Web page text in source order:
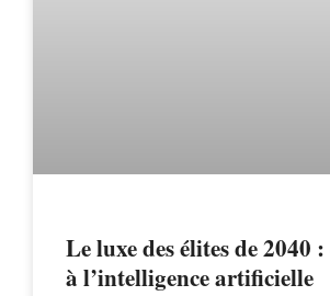
Le luxe des élites de 2040
à l’intelligence artificielle